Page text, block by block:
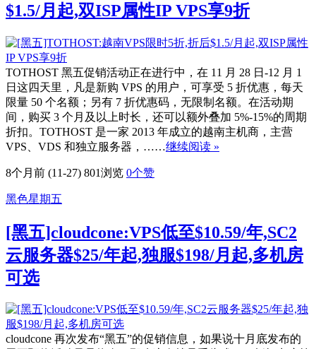
$1.5/月起,双ISP属性IP VPS享9折
TOTHOST 黑五促销活动正在进行中，在 11 月 28 日-12 月 1
日这四天里，凡是新购 VPS 的用户，可享受 5 折优惠，每天
限量 50 个名额；另有 7 折优惠码，无限制名额。在活动期
间，购买 3 个月及以上时长，还可以额外叠加 5%-15%的周期
折扣。TOTHOST 是一家 2013 年成立的越南主机商，主营
VPS、VDS 和独立服务器，……继续阅读 »
8个月前 (11-27) 801浏览 0个赞
黑色星期五
[黑五]cloudcone:VPS低至$10.59/年,SC2
云服务器$25/年起,独服$198/月起,多机房
可选
cloudcone 再次发布“黑五”的促销信息，如果说十月底发布的